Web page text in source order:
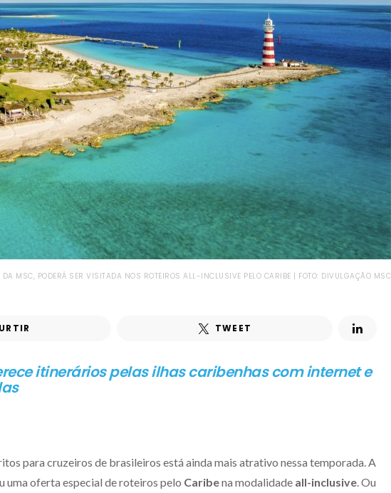
MSC, PODERÁ SER VISITADA NOS ROTEIROS ALL-INCLUSIVE PELO CARIBE | FOTO: DIVULGAÇÃO MSC
TWEET
itinerários pelas ilhas caribenhas com internet e
para cruzeiros de brasileiros está ainda mais atrativo nessa temporada. A
uma oferta especial de roteiros pelo Caribena modalidade all-inclusive. Ou